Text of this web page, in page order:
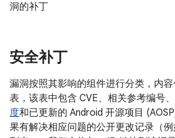
洞的补丁
安全补丁
漏洞按照其影响的组件进行分类，内
表，该表中包含 CVE、相关参考编号、
度和已更新的 Android 开源项目
果有解决相应问题的公开更改记录（例